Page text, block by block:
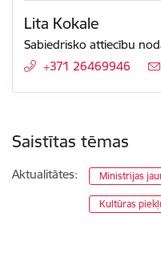
Lita Kokale
Sabiedrisko attiecību
+371 26469946
Saistītas tēmas
Aktualitātes: Ministrijas
Kultūras